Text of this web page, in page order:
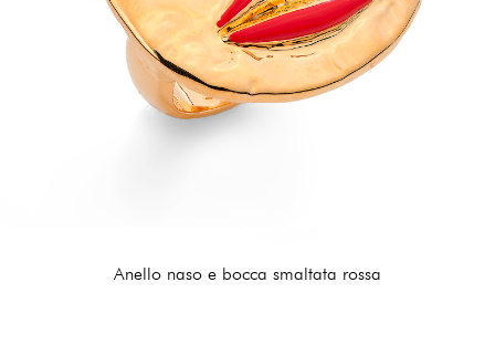
Anello naso e bocca smaltata rossa